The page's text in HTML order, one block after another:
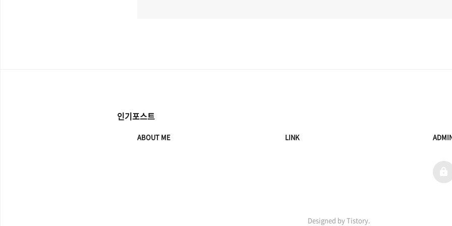
인기포스트
ABOUT ME LINK
Designed by Tistory.